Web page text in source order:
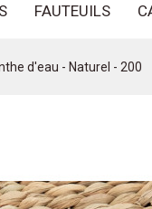
FAUTEUILS
d'eau - Naturel - 200